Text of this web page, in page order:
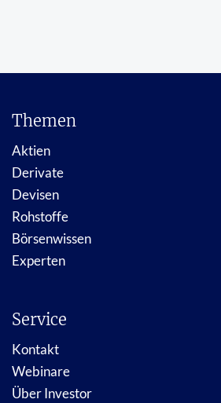
Themen
Aktien
Derivate
Devisen
Rohstoffe
Börsenwissen
Experten
Service
Kontakt
Webinare
Über Investor